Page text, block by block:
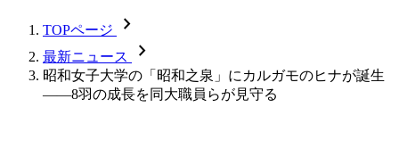
TOPページ chevron_forward
最新ニュース chevron_forward
昭和女子大学の「昭和之泉」にカルガモのヒナが誕生
――8羽の成長を同大職員らが見守る